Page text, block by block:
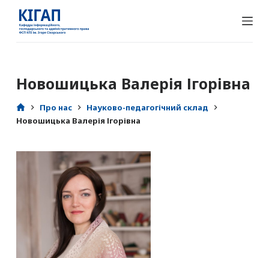
й
и
д
в
Новошицька Валерія Ігорівна
Про нас
Науково-педагогічний склад
Новошицька Валерія Ігорівна